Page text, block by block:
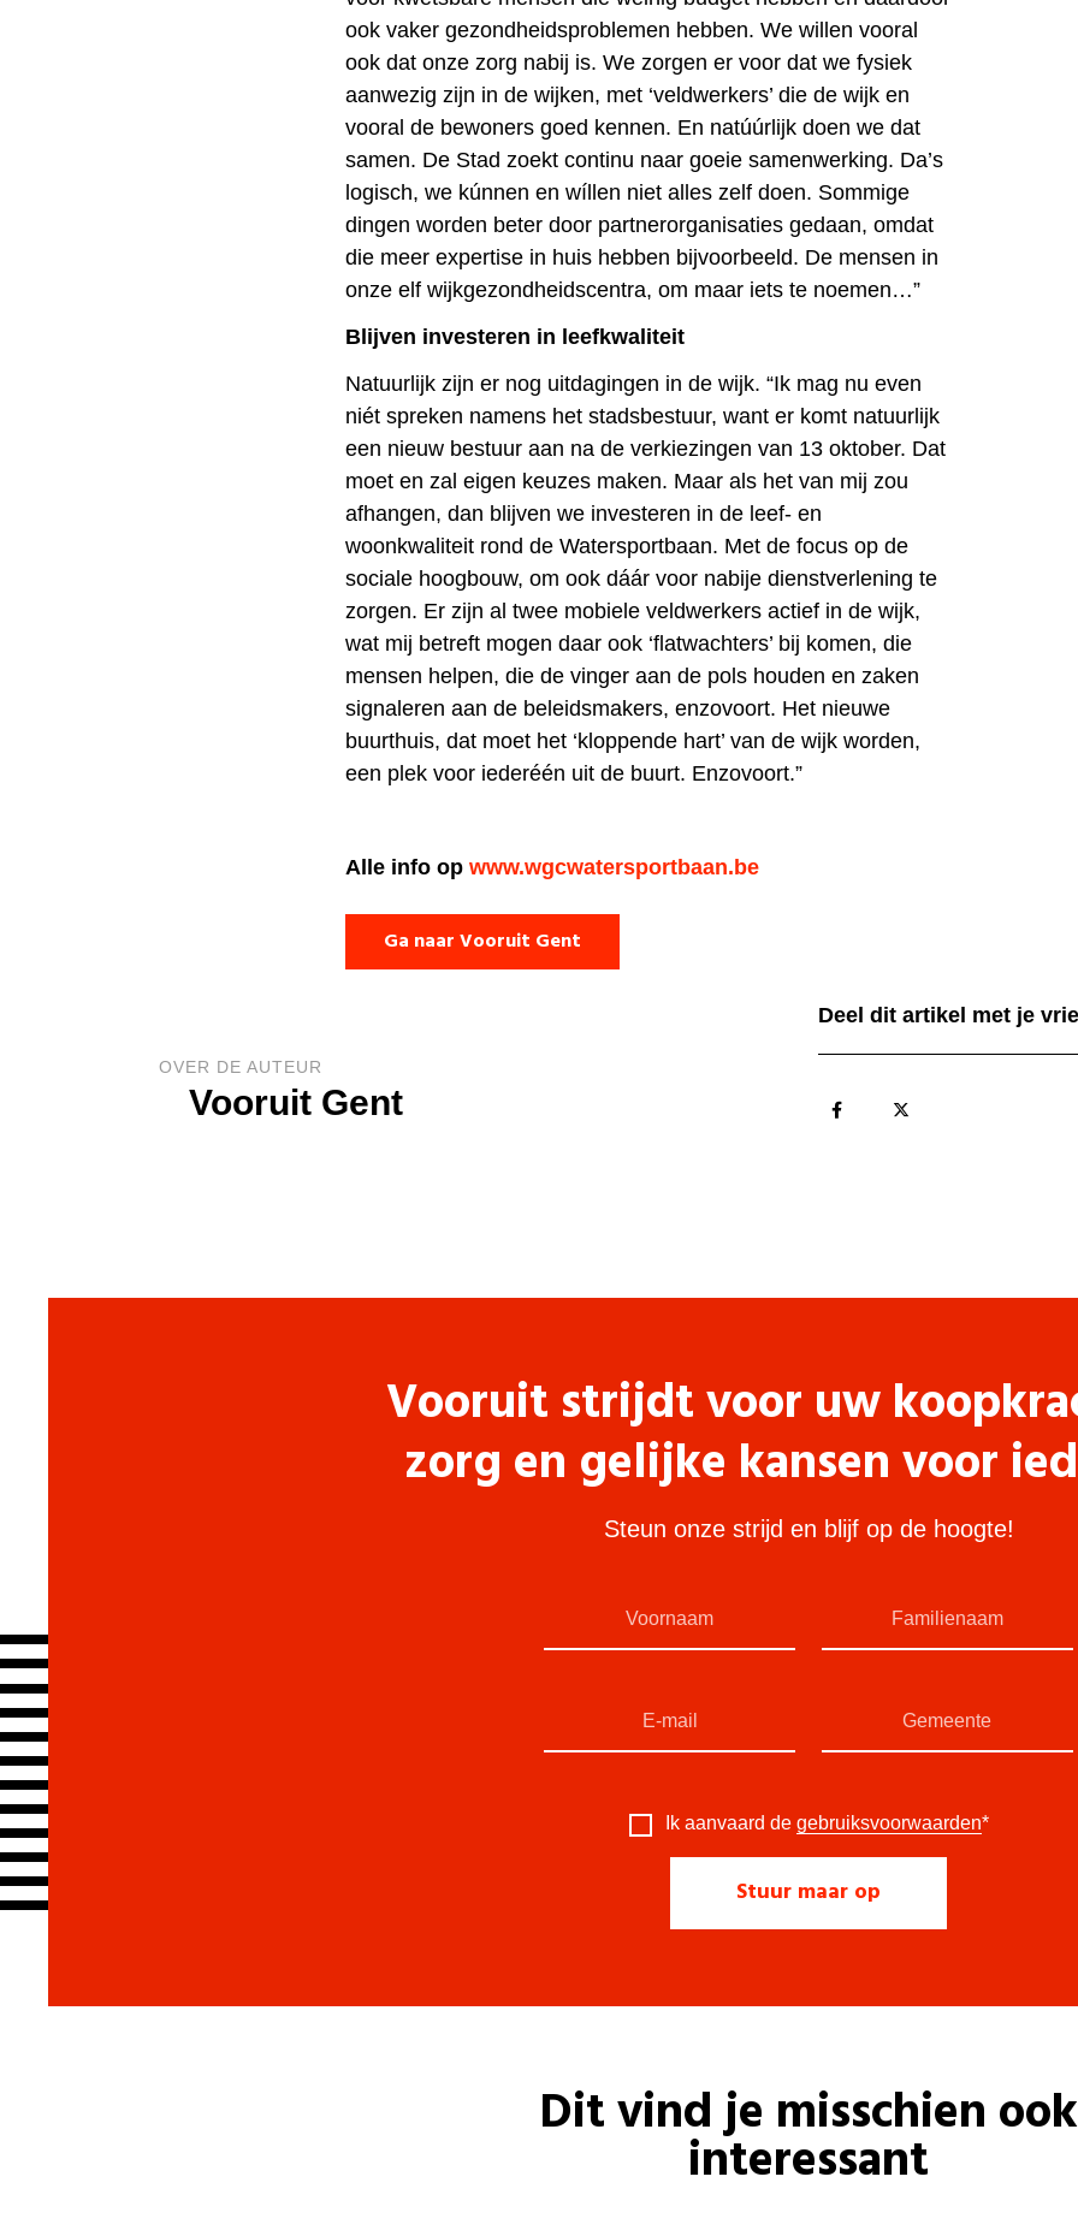
ook vaker gezondheidsproblemen hebben. We willen vooral
ook dat onze zorg nabij is. We zorgen er voor dat we fysiek
aanwezig zijn in de wijken, met ‘veldwerkers’ die de wijk en
vooral de bewoners goed kennen. En natúúrlijk doen we dat
samen. De Stad zoekt continu naar goeie samenwerking. Da’s
logisch, we kúnnen en wíllen niet alles zelf doen. Sommige
dingen worden beter door partnerorganisaties gedaan, omdat
die meer expertise in huis hebben bijvoorbeeld. De mensen in
onze elf wijkgezondheidscentra, om maar iets te noemen…”
Blijven investeren in leefkwaliteit
Natuurlijk zijn er nog uitdagingen in de wijk. “Ik mag nu even
niét spreken namens het stadsbestuur, want er komt natuurlijk
een nieuw bestuur aan na de verkiezingen van 13 oktober. Dat
moet en zal eigen keuzes maken. Maar als het van mij zou
afhangen, dan blijven we investeren in de leef- en
woonkwaliteit rond de Watersportbaan. Met de focus op de
sociale hoogbouw, om ook dáár voor nabije dienstverlening te
zorgen. Er zijn al twee mobiele veldwerkers actief in de wijk,
wat mij betreft mogen daar ook ‘flatwachters’ bij komen, die
mensen helpen, die de vinger aan de pols houden en zaken
signaleren aan de beleidsmakers, enzovoort. Het nieuwe
buurthuis, dat moet het ‘kloppende hart’ van de wijk worden,
een plek voor iederéén uit de buurt. Enzovoort.”
Alle info opwww.wgcwatersportbaan.be
Ga naar Vooruit Gent
OVER DE AUTEUR
Vooruit Gent
Deel dit artikel met je
Vooruit strijdt voor uw
zorg en gelijke kansen voor
Steun onze strijd en blijf op de hoogte!
Ik aanvaard de gebruiksvoorwaarden*
Dit vind je misschien ook
interessant